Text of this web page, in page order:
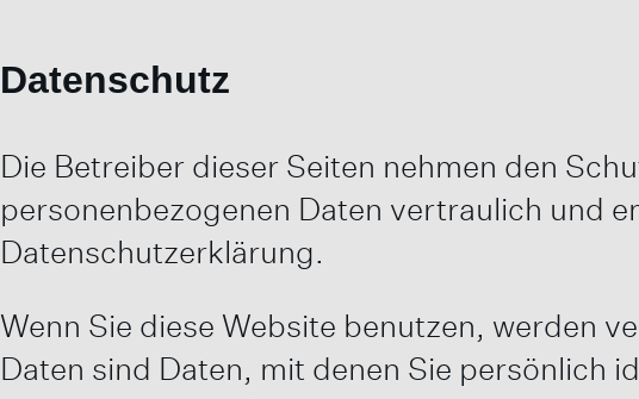
Datenschutz
Die Betreiber dieser Seiten nehmen den
personenbezogenen Daten vertraulich und
Datenschutzerklärung.
Wenn Sie diese Website benutzen, werden
Daten sind Daten, mit denen Sie persönlich